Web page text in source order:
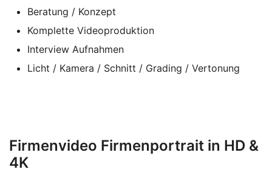
Beratung / Konzept
Komplette Videoproduktion
Interview Aufnahmen
Licht / Kamera / Schnitt / Grading / Vertonung
Firmenvideo Firmenportrait in HD &
4K